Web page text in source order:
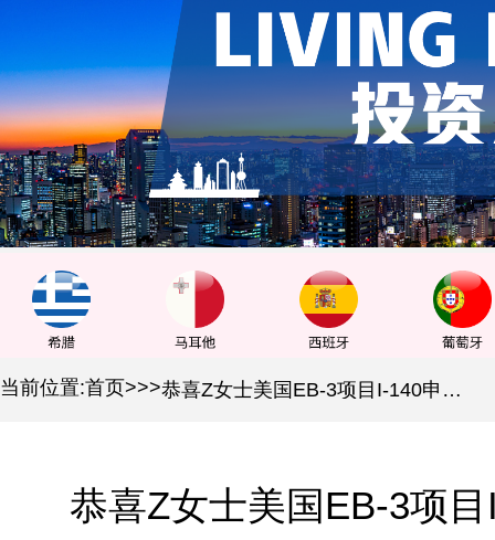
当前位置:首页>>> 恭喜Z女士美国EB-3项目I-140申请获批！
恭喜Z女士美国EB-3项